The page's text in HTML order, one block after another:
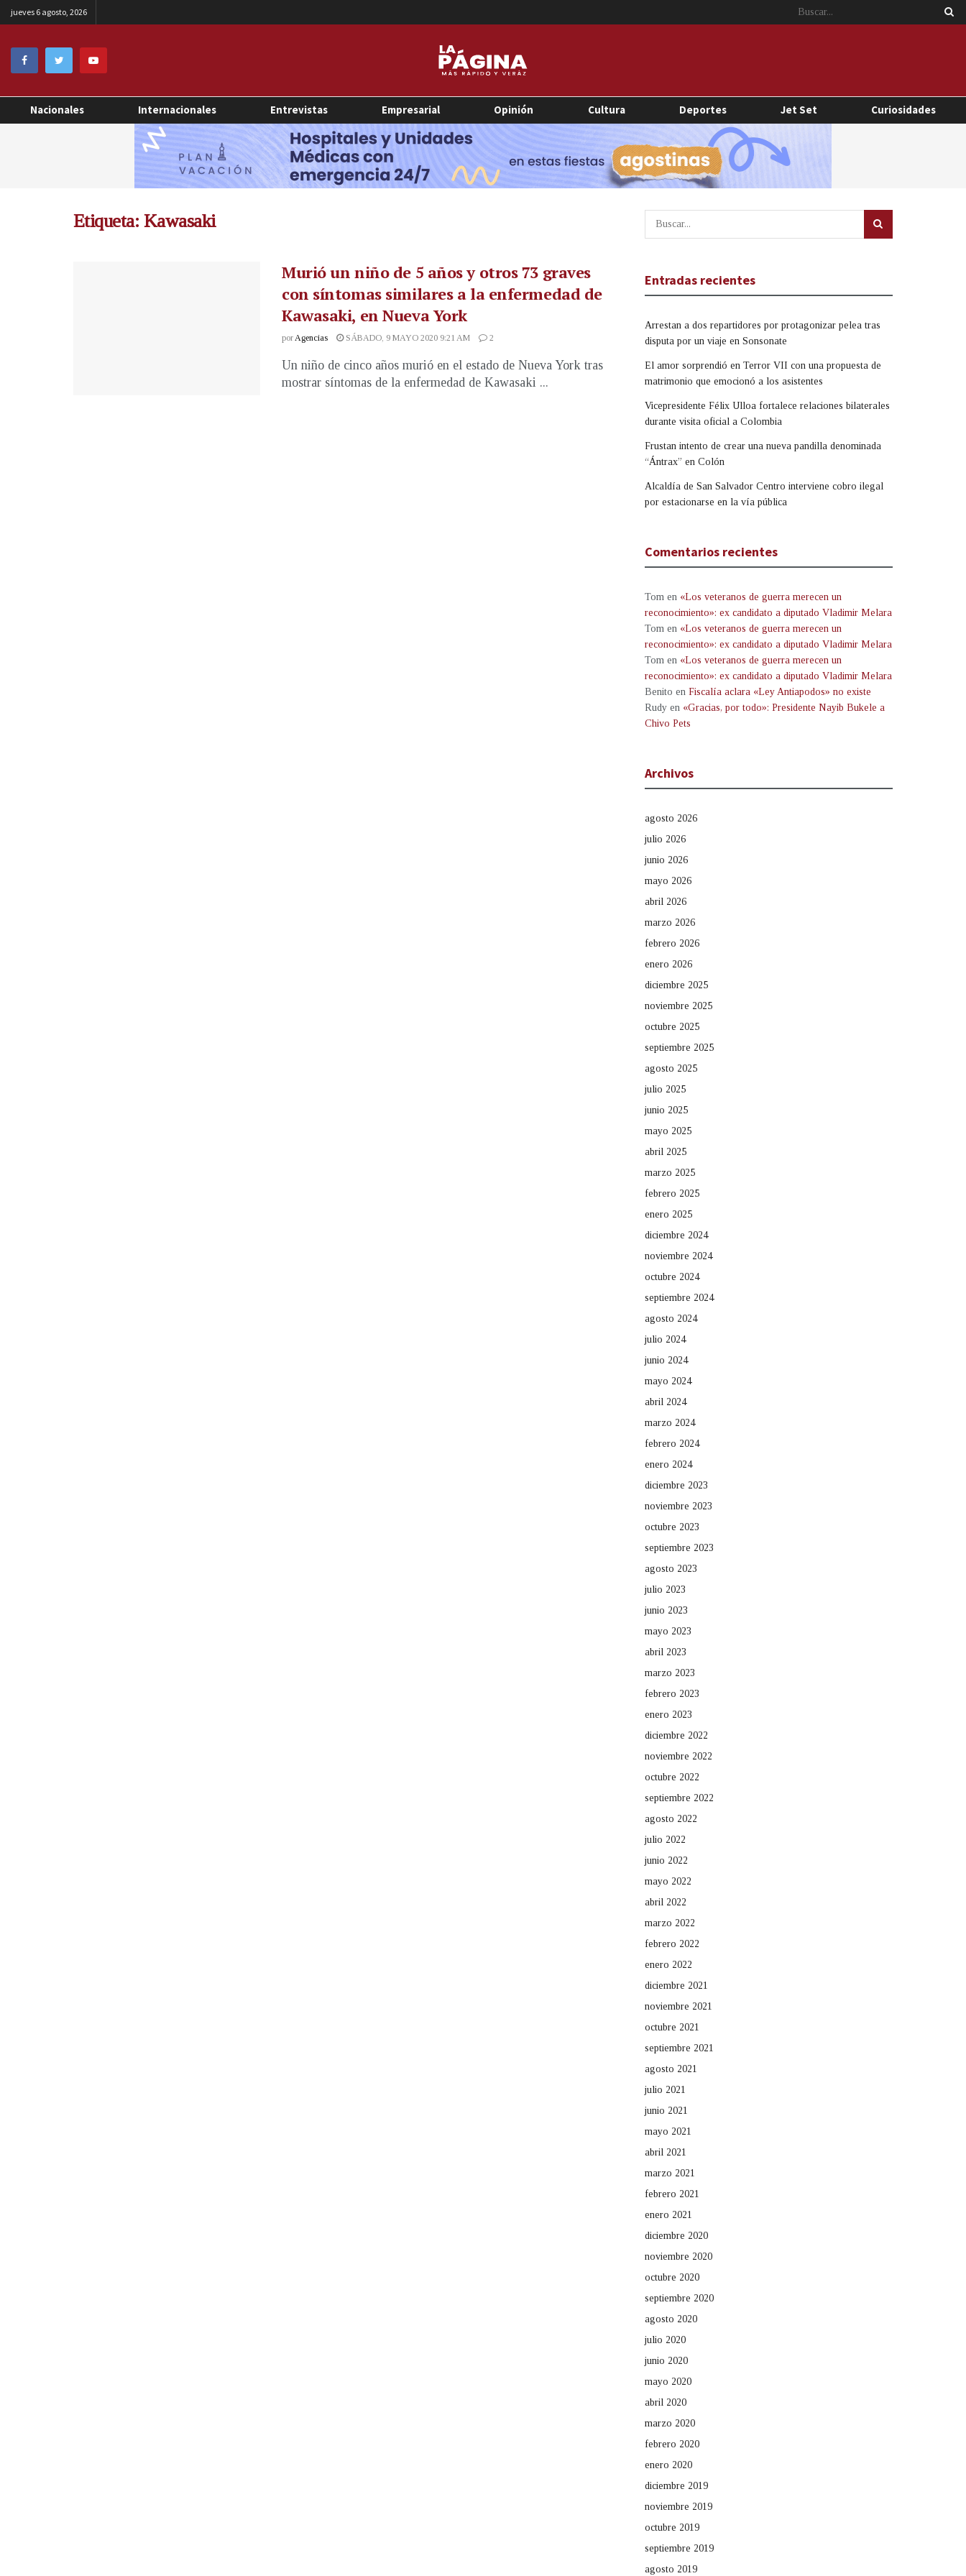
jueves 6 agosto, 2026
Nacionales Internacionales Entrevistas Empresarial Opinión Cultura Deportes Jet Set Curiosidades
Etiqueta: Kawasaki
Murió un niño de 5 años y otros 73 graves
con síntomas similares a la enfermedad de
Kawasaki, en Nueva York
porAgencias SÁBADO, 9 MAYO 2020 9:21 AM 2
Un niño de cinco años murió en el estado de Nueva York tras
mostrar síntomas de la enfermedad de Kawasaki ...
Entradas recientes
Arrestan a dos repartidores por protagonizar pelea tras
disputa por un viaje en Sonsonate
El amor sorprendió en Terror VII con una propuesta de
matrimonio que emocionó a los asistentes
Vicepresidente Félix Ulloa fortalece relaciones bilaterales
durante visita oficial a Colombia
Frustan intento de crear una nueva pandilla denominada
“Ántrax” en Colón
Alcaldía de San Salvador Centro interviene cobro ilegal
por estacionarse en la vía pública
Comentarios recientes
Tom en «Los veteranos de guerra merecen un
reconocimiento»: ex candidato a diputado Vladimir Melara
Tom en «Los veteranos de guerra merecen un
reconocimiento»: ex candidato a diputado Vladimir Melara
Tom en «Los veteranos de guerra merecen un
reconocimiento»: ex candidato a diputado Vladimir Melara
Benito en Fiscalía aclara «Ley Antiapodos» no existe
Rudy en «Gracias, por todo»: Presidente Nayib Bukele a
Chivo Pets
Archivos
agosto 2026
julio 2026
junio 2026
mayo 2026
abril 2026
marzo 2026
febrero 2026
enero 2026
diciembre 2025
noviembre 2025
octubre 2025
septiembre 2025
agosto 2025
julio 2025
junio 2025
mayo 2025
abril 2025
marzo 2025
febrero 2025
enero 2025
diciembre 2024
noviembre 2024
octubre 2024
septiembre 2024
agosto 2024
julio 2024
junio 2024
mayo 2024
abril 2024
marzo 2024
febrero 2024
enero 2024
diciembre 2023
noviembre 2023
octubre 2023
septiembre 2023
agosto 2023
julio 2023
junio 2023
mayo 2023
abril 2023
marzo 2023
febrero 2023
enero 2023
diciembre 2022
noviembre 2022
octubre 2022
septiembre 2022
agosto 2022
julio 2022
junio 2022
mayo 2022
abril 2022
marzo 2022
febrero 2022
enero 2022
diciembre 2021
noviembre 2021
octubre 2021
septiembre 2021
agosto 2021
julio 2021
junio 2021
mayo 2021
abril 2021
marzo 2021
febrero 2021
enero 2021
diciembre 2020
noviembre 2020
octubre 2020
septiembre 2020
agosto 2020
julio 2020
junio 2020
mayo 2020
abril 2020
marzo 2020
febrero 2020
enero 2020
diciembre 2019
noviembre 2019
octubre 2019
septiembre 2019
agosto 2019